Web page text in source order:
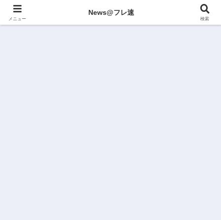
メニュー
News@フレ速
検索